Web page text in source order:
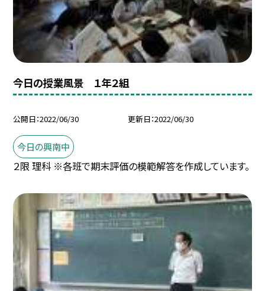
今日の授業風景 １年２組
公開日 2022/06/30 更新日 2022/06/30
今日の興南中
２限 理科 ※各班で期末評価の模範解答を作成しています。